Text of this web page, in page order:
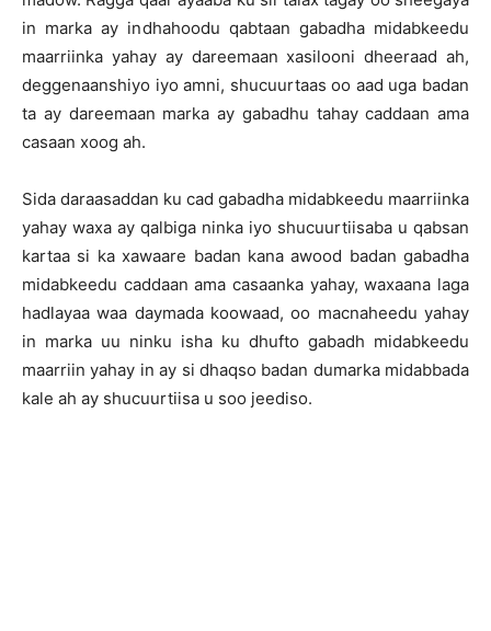
in marka ay indhahoodu qabtaan gabadha midabkeedu
maarriinka yahay ay dareemaan xasilooni dheeraad ah,
deggenaanshiyo iyo amni, shucuurtaas oo aad uga badan
ta ay dareemaan marka ay gabadhu tahay caddaan ama
casaan xoog ah.
Sida daraasaddan ku cad gabadha midabkeedu maarriinka
yahay waxa ay qalbiga ninka iyo shucuurtiisaba u qabsan
kartaa si ka xawaare badan kana awood badan gabadha
midabkeedu caddaan ama casaanka yahay, waxaana laga
hadlayaa waa daymada koowaad, oo macnaheedu yahay
in marka uu ninku isha ku dhufto gabadh midabkeedu
maarriin yahay in ay si dhaqso badan dumarka midabbada
kale ah ay shucuurtiisa u soo jeediso.